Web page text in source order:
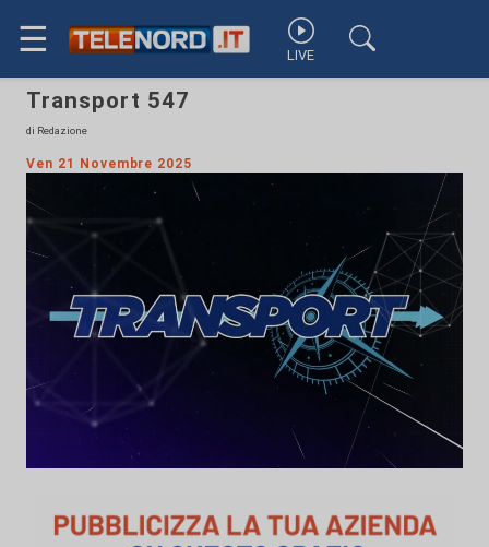
☰ LIVE
Transport 547
di Redazione
Ven 21 Novembre 2025